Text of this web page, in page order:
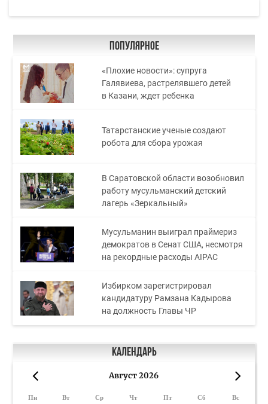
Популярное
«Плохие новости»: супруга
Галявиева, растрелявшего детей
в Казани, ждет ребенка
Татарстанские ученые создают
робота для сбора урожая
В Саратовской области возобновил
работу мусульманский детский
лагерь «Зеркальный»
Мусульманин выиграл праймериз
демократов в Сенат США, несмотря
на рекордные расходы AIPAC
Избирком зарегистрировал
кандидатуру Рамзана Кадырова
на должность Главы ЧР
Календарь
Август 2026
Пн Вт Ср Чт Пт Сб Вс